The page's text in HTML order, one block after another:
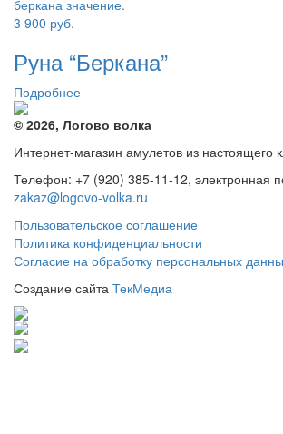
3 900 руб.
Руна “Беркана”
Подробнее
© 2026, Логово волка
Интернет-магазин амулетов из настоящего
Телефон: +7 (920) 385-11-12, электронная
zakaz@logovo-volka.ru
Пользовательское соглашение
Политика конфиденциальности
Согласие на обработку персональных
Создание сайта ТекМедиа